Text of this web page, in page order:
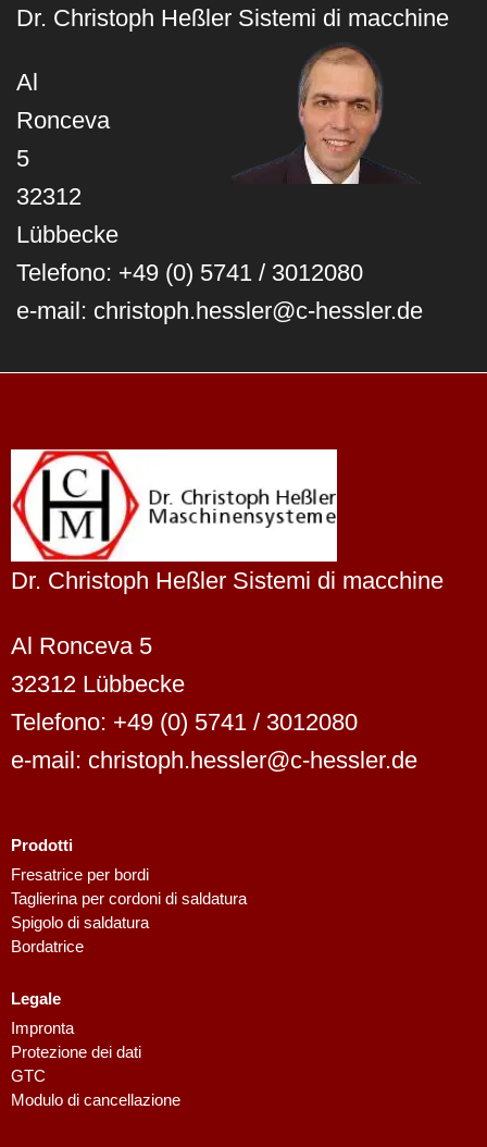
Dr. Christoph Heßler Sistemi di macchine
Al
Ronceva
5
32312
Lübbecke
Telefono: +49 (0) 5741 / 3012080
e-mail: christoph.hessler@c-hessler.de
Dr. Christoph Heßler Sistemi di macchine
Al Ronceva 5
32312 Lübbecke
Telefono: +49 (0) 5741 / 3012080
e-mail: christoph.hessler@c-hessler.de
Prodotti
Fresatrice per bordi
Taglierina per cordoni di saldatura
Spigolo di saldatura
Bordatrice
Legale
Impronta
Protezione dei dati
GTC
Modulo di cancellazione
French
Finnish
Dutch